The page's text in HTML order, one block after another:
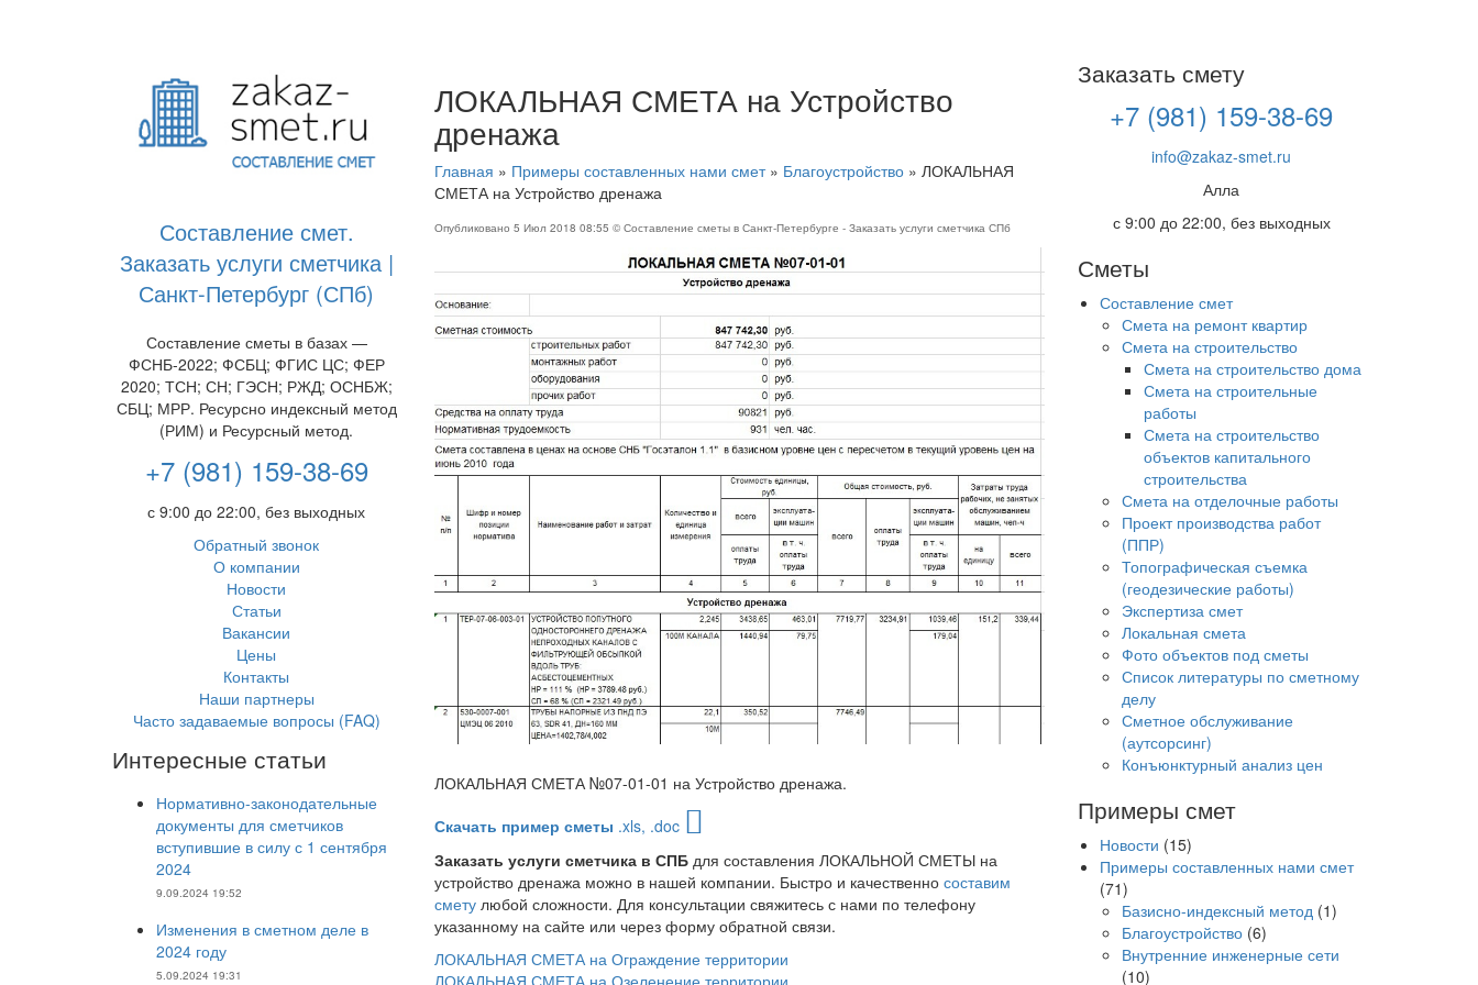
Составление смет.
Заказать услуги сметчика |
Санкт-Петербург (СПб)
Составление сметы в базах —
ФСНБ-2022; ФСБЦ; ФГИС ЦС; ФЕР
2020; ТСН; СН; ГЭСН; РЖД; ОСНБЖ;
СБЦ; МРР. Ресурсно индексный метод
(РИМ) и Ресурсный метод.
+7 (981) 159-38-69
с 9:00 до 22:00, без выходных
Обратный звонок
О компании
Новости
Статьи
Вакансии
Цены
Контакты
Наши партнеры
Часто задаваемые вопросы (FAQ)
Интересные статьи
Нормативно-законодательные
документы для сметчиков
вступившие в силу с 1 сентября
2024
9.09.2024 19:52
Изменения в сметном деле в
2024 году
5.09.2024 19:31
ЛОКАЛЬНАЯ СМЕТА на Устройство
дренажа
Главная » Примеры составленных нами смет» Благоустройство» ЛОКАЛЬНАЯ
СМЕТА на Устройство дренажа
Опубликовано 5 Июл 2018 08:55 © Составление сметы в Санкт-Петербурге - Заказать услуги сметчика СПб
ЛОКАЛЬНАЯ СМЕТА №07-01-01 на Устройство дренажа.
Скачать пример сметы .xls, .doc
Заказать услуги сметчика в СПБдля составления ЛОКАЛЬНОЙ СМЕТЫ на
устройство дренажа можно в нашей компании. Быстро и качественно составим
сметулюбой сложности. Для консультации свяжитесь с нами по телефону
указанному на сайте или через форму обратной связи.
Навигация
ЛОКАЛЬНАЯ СМЕТА на Ограждение территории
ЛОКАЛЬНАЯ СМЕТА на Озеленение территории
Заказать смету
+7 (981) 159-38-69
info@zakaz-smet.ru
Алла
с 9:00 до 22:00, без выходных
Сметы
Составление смет
Смета на ремонт квартир
Смета на строительство
Смета на строительство дома
Смета на строительные
работы
Смета на строительство
объектов капитального
строительства
Смета на отделочные работы
Проект производства работ
(ППР)
Топографическая съемка
(геодезические работы)
Экспертиза смет
Локальная смета
Фото объектов под сметы
Список литературы по сметному
делу
Сметное обслуживание
(аутсорсинг)
Конъюнктурный анализ цен
Примеры смет
Новости (15)
Примеры составленных нами смет
(71)
Базисно-индексный метод(1)
Благоустройство(6)
Внутренние инженерные сети
(10)